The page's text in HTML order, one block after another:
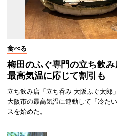
食べる
梅田のふぐ専門の立ち飲
最高気温に応じて割引も
立ち飲み店「立ち呑み 大阪ふぐ太郎
大阪市の最高気温に連動して「冷た
スを始めた。